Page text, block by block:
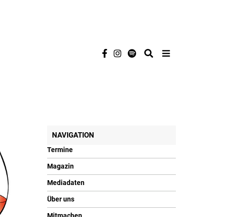
NAVIGATION
Termine
Magazin
Mediadaten
Über uns